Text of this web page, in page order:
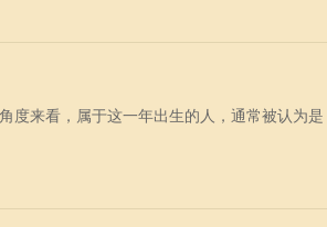
度来看，属于这一年出生的人，通常被认为是